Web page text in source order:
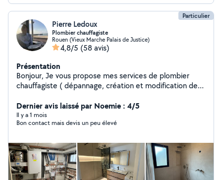
Particulier
Pierre Ledoux
Plombier chauffagiste
Rouen (Vieux Marche Palais de Justice)
4,8/5 (58 avis)
Présentation
Bonjour, Je vous propose mes services de plombier
chauffagiste ( dépannage, création et modification de
d'adoucisseur, ) Mais je vous propose aussi mes services
dans la rénovation complète de salle de bain et de
cuisine clé en main.
Dernier avis laissé par Noemie : 4/5
Il y a 1 mois
Bon contact mais devis un peu élevé